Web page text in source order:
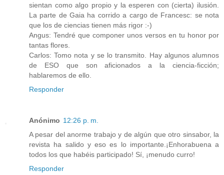
sientan como algo propio y la esperen con (cierta) ilusión.
La parte de Gaia ha corrido a cargo de Francesc: se nota
que los de ciencias tienen más rigor :-)
Angus: Tendré que componer unos versos en tu honor por
tantas flores.
Carlos: Tomo nota y se lo transmito. Hay algunos alumnos
de ESO que son aficionados a la ciencia-ficción;
hablaremos de ello.
Responder
Anónimo 12:26 p. m.
A pesar del anorme trabajo y de algún que otro sinsabor, la
revista ha salido y eso es lo importante.¡Enhorabuena a
todos los que habéis participado! Sí, ¡menudo curro!
Responder